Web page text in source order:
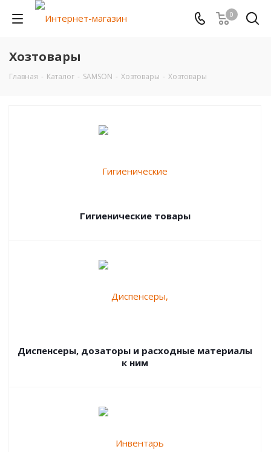
0
Хозтовары
Главная - Каталог - SAMSON - Хозтовары - Хозтовары
Гигиенические товары
Диспенсеры, дозаторы и расходные материалы
к ним